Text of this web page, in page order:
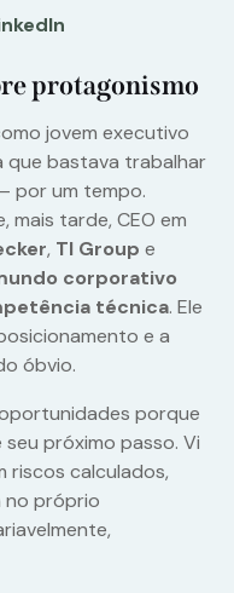
protagonismo
jovem executivo
que bastava trabalhar
por um tempo.
mais tarde, CEO em
, TI Group e
corporativo
técnica. Ele
e a
óbvio.
porque
próximo passo. Vi
riscos calculados,
no próprio